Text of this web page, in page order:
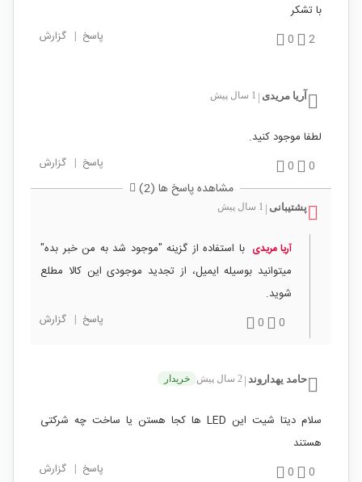
با تشکر
2
0 پاسخ | گزارش
آریا مریدی 1 سال پیش
لطفا موجود کنید.
0
0 پاسخ | گزارش
مشاهده پاسخ ها (2)
پشتیبانی 1 سال پیش
آریا مریدی با استفاده از گزینه "موجود شد به من خبر بده"
میتوانید بوسیله ایمیل، از تجدید موجودی این کالا مطلع
شوید.
0
0 پاسخ | گزارش
حامد یهداروند 2 سال پیش خریدار
سلام دیتا شیت این LED ها کجا هستن یا ساخت چه شرکتی
هستند
0
0 پاسخ | گزارش